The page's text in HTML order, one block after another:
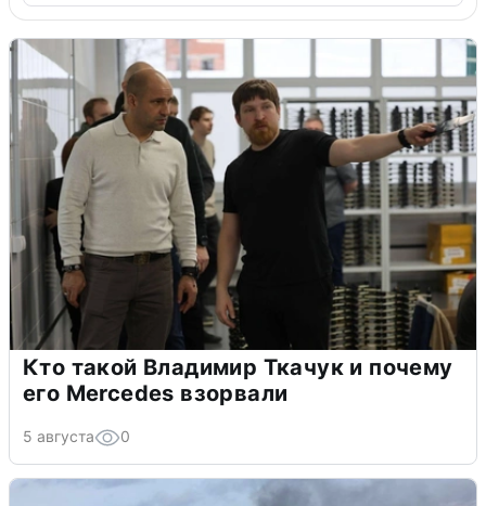
Кто такой Владимир Ткачук и почему
его Mercedes взорвали
5 августа 0